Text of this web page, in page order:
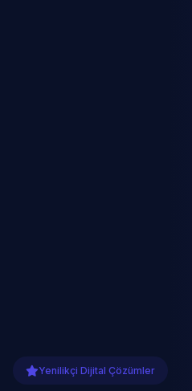
Yenilikçi Dijital Çözümler